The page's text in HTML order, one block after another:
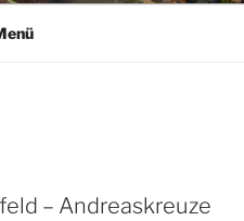
– Andreaskreuze